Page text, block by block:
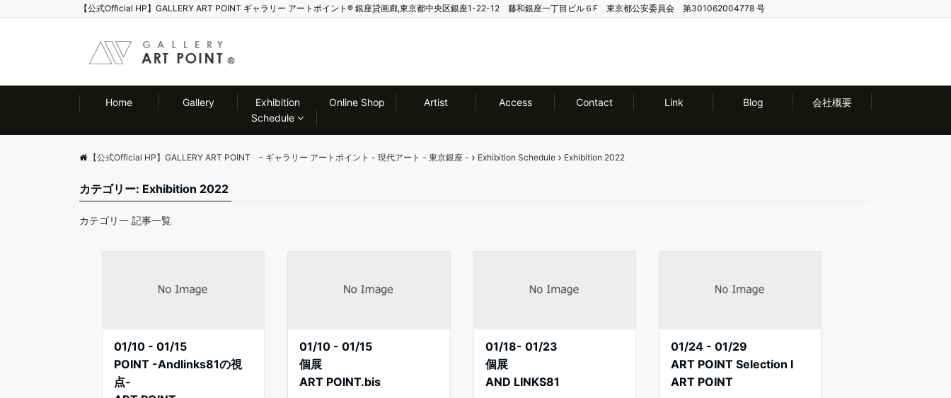
【公式Official HP】GALLERY ART POINT ギャラリー アートポイント®️ 銀座貸画廊,東京都中央区銀座1-22-12 藤和銀座一丁目ビル６F 東京都公安委員会 第301062004778 号
Home Gallery
Exhibition
Schedule
Online Shop Artist Access Contact Link Blog 会社概要
【公式Official HP】GALLERY ART POINT - ギャラリー アートポイント - 現代アート - 東京銀座 - Exhibition Schedule Exhibition 2022
カテゴリー: Exhibition 2022
カテゴリ一 記事一覧
01/10 - 01/15
POINT -Andlinks81の視
点-
01/10 - 01/15
個展
ART POINT.bis
01/18- 01/23
個展
AND LINKS81
01/24 - 01/29
ART POINT Selection I
ART POINT